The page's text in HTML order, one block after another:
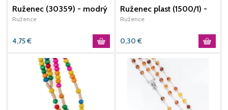
Ruženec (30359) - modrý
Ružence
4,75€
Ruženec plast (1500/1) -
biely
Ružence
0,30 €